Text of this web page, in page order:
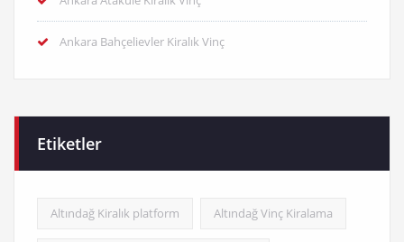
Ankara Bahçelievler Kiralık Vinç
Etiketler
Altındağ Kiralık platform Altındağ Vinç Kiralama